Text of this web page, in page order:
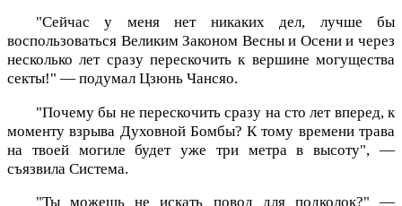
"Сейчас у меня нет никаких дел, лучше бы
воспользоваться Великим Законом Весны и Осени и через
несколько лет сразу перескочить к вершине могущества
секты!" — подумал Цзюнь Чансяо.
"Почему бы не перескочить сразу на сто лет вперед, к
моменту взрыва Духовной Бомбы? К тому времени трава
на твоей могиле будет уже три метра в высоту", —
съязвила Система.
"Ты можешь не искать повод для подколок?" —